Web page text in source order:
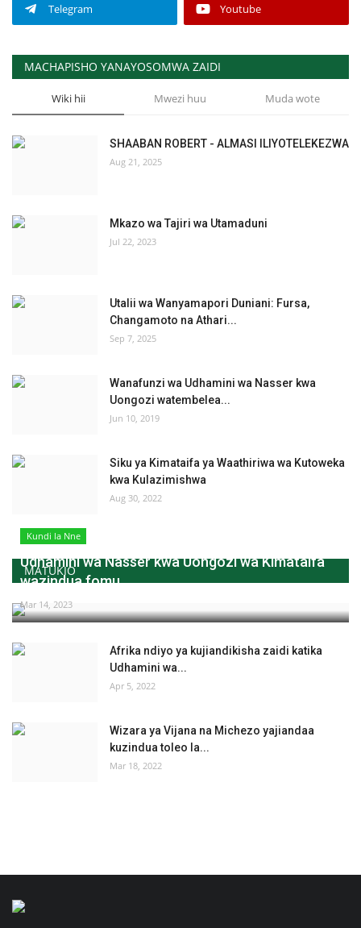
Telegram Youtube
MACHAPISHO YANAYOSOMWA ZAIDI
Wiki hii Mwezi huu Muda wote
SHAABAN ROBERT - ALMASI ILIYOTELEKEZWA
Aug 21, 2025
Mkazo wa Tajiri wa Utamaduni
Jul 22, 2023
Utalii wa Wanyamapori Duniani: Fursa,
Changamoto na Athari...
Sep 7, 2025
Wanafunzi wa Udhamini wa Nasser kwa
Uongozi watembelea...
Jun 10, 2019
Siku ya Kimataifa ya Waathiriwa wa Kutoweka
kwa Kulazimishwa
Aug 30, 2022
MATUKIO
Kundi la Nne
Udhamini wa Nasser kwa Uongozi wa Kimataifa
wazindua fomu...
Mar 14, 2023
Afrika ndiyo ya kujiandikisha zaidi katika
Udhamini wa...
Apr 5, 2022
Wizara ya Vijana na Michezo yajiandaa
kuzindua toleo la...
Mar 18, 2022